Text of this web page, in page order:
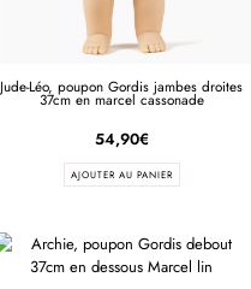
Jude-Léo, poupon Gordis jambes droites
37cm en marcel cassonade
54,90€
AJOUTER AU PANIER